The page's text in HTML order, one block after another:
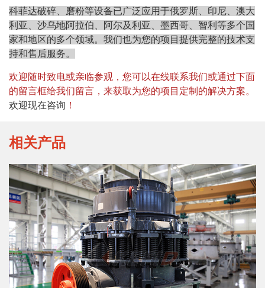
科菲达破碎、磨粉等设备已广泛应用于俄罗斯、印尼、澳大
利亚、沙乌地阿拉伯、阿尔及利亚、墨西哥、智利等多个国
家和地区的多个领域。我们也为您的项目提供完整的技术支
持和售后服务。
欢迎随时致电或亲临参观，您可以在线联系我们或通过下面
的留言框给我们留言，来获取为您的项目定制的解决方案。
欢迎现在咨询 ！
相关产品